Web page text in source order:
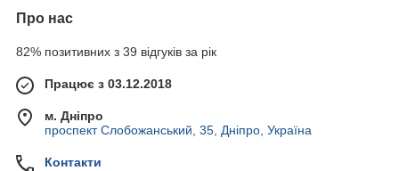
Про нас
82% позитивних з 39 відгуків за рік
Працює з 03.12.2018
м. Дніпро
проспект Слобожанський, 35, Дніпро, Україна
Контакти